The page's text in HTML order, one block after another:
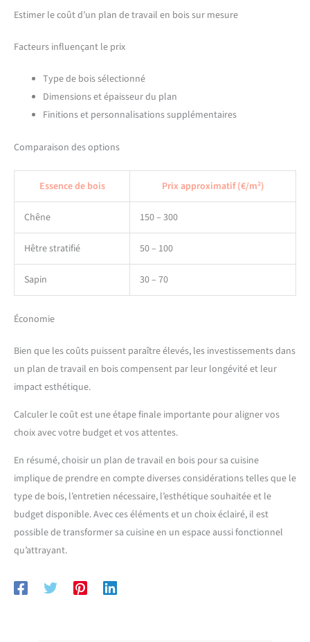
Estimer le coût d’un plan de travail en bois sur mesure
Facteurs influençant le prix
Type de bois sélectionné
Dimensions et épaisseur du plan
Finitions et personnalisations supplémentaires
Comparaison des options
Essence de bois Prix approximatif (€/m²)
Chêne 150 – 300
Hêtre stratifié 50 – 100
Sapin 30 – 70
Économie
Bien que les coûts puissent paraître élevés, les investissements dans
un plan de travail en bois compensent par leur longévité et leur
impact esthétique.
Calculer le coût est une étape finale importante pour aligner vos
choix avec votre budget et vos attentes.
En résumé, choisir un plan de travail en bois pour sa cuisine
implique de prendre en compte diverses considérations telles que le
type de bois, l’entretien nécessaire, l’esthétique souhaitée et le
budget disponible. Avec ces éléments et un choix éclairé, il est
possible de transformer sa cuisine en un espace aussi fonctionnel
qu’attrayant.